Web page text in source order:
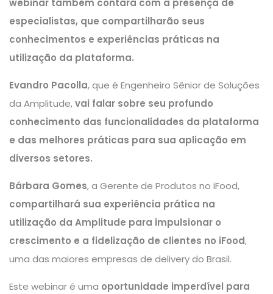
webinar também contará com a presença de
especialistas, que compartilharão seus
conhecimentos e experiências práticas na
utilização da plataforma.
Evandro Pacolla, que é Engenheiro Sênior de Soluções
da Amplitude,vai falar sobre seu profundo
conhecimento das funcionalidades da plataforma
e das melhores práticas para sua aplicação em
diversos setores.
Bárbara Gomes, a Gerente de Produtos no iFood,
compartilhará sua experiência prática na
utilização da Amplitude para impulsionar o
crescimento e a fidelização de clientes no iFood,
uma das maiores empresas de delivery do Brasil.
Este webinar é uma oportunidade imperdível para